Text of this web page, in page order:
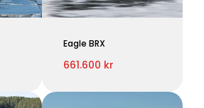
Eagle BRX
661.600 kr